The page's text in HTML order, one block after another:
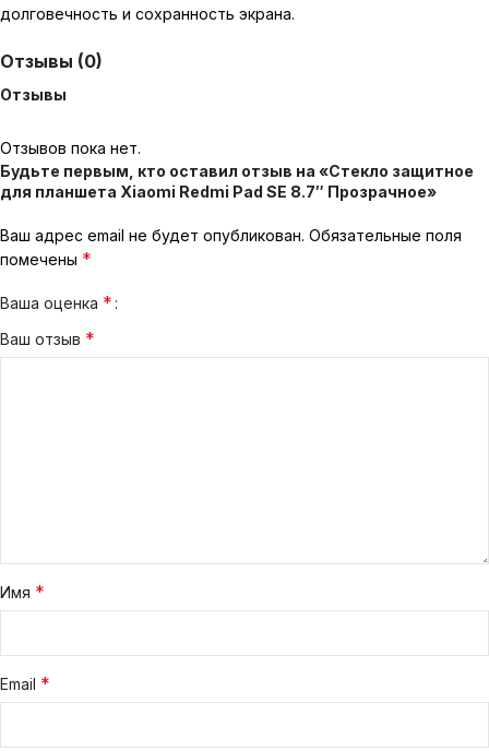
долговечность и сохранность экрана.
Отзывы (0)
Отзывы
Отзывов пока нет.
Будьте первым, кто оставил отзыв на «Стекло защитное
для планшета Xiaomi Redmi Pad SE 8.7″ Прозрачное»
Ваш адрес email не будет опубликован. Обязательные поля
помечены *
Ваша оценка *
Ваш отзыв *
Имя *
Email *